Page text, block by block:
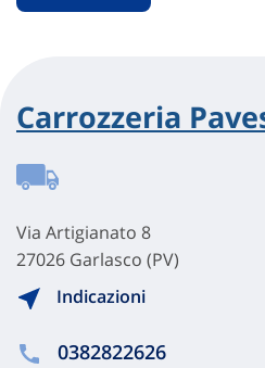
Carrozzeria
Via Artigianato 8
27026 Garlasco (PV)
Indicazioni
0382822626